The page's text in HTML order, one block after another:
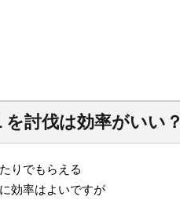
を討伐は効率がいい？
りでもらえる
効率はよいですが